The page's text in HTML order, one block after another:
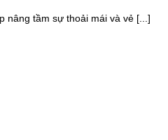
nâng tầm sự thoải mái và vẻ [...]